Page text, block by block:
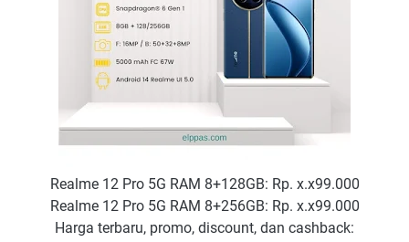
Realme 12 Pro 5G RAM 8+128GB: Rp. x.x99.000
Realme 12 Pro 5G RAM 8+256GB: Rp. x.x99.000
Harga terbaru, promo, discount, dan cashback: